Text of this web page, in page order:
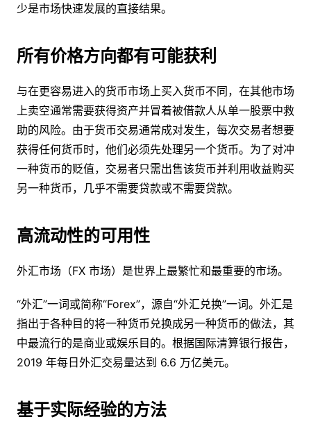
少是市场快速发展的直接结果。
所有价格方向都有可能获利
与在更容易进入的货币市场上买入货币不同，在其他市场
上卖空通常需要获得资产并冒着被借款人从单一股票中救
助的风险。由于货币交易通常成对发生，每次交易者想要
获得任何货币时，他们必须先处理另一个货币。为了对冲
一种货币的贬值，交易者只需出售该货币并利用收益购买
另一种货币，几乎不需要贷款或不需要贷款。
高流动性的可用性
外汇市场（FX 市场）是世界上最繁忙和最重要的市场。
“外汇”一词或简称“Forex”，源自“外汇兑换”一词。外汇是
指出于各种目的将一种货币兑换成另一种货币的做法，其
中最流行的是商业或娱乐目的。根据国际清算银行报告，
2019 年每日外汇交易量达到 6.6 万亿美元。
基于实际经验的方法